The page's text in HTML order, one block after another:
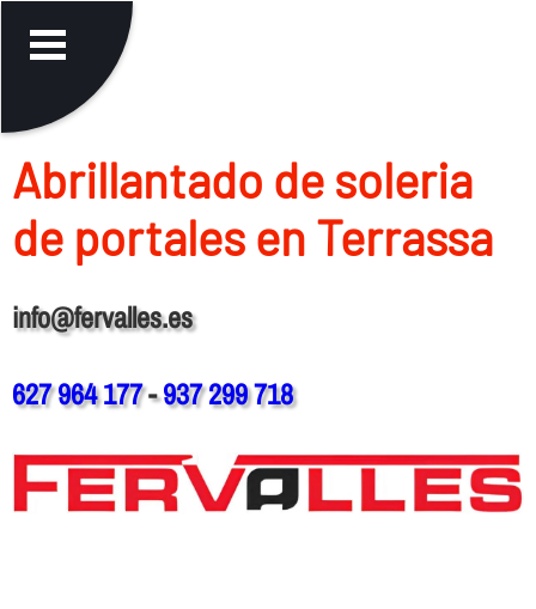
Abrillantado de soleria
de portales en Terrassa
info@fervalles.es
627 964 177-937 299 718